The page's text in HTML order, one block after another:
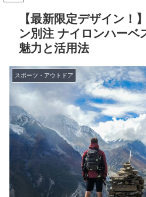
【最新限定デザイン！
ン別注 ナイロンハーベ
魅力と活用法
スポーツ・アウトドア